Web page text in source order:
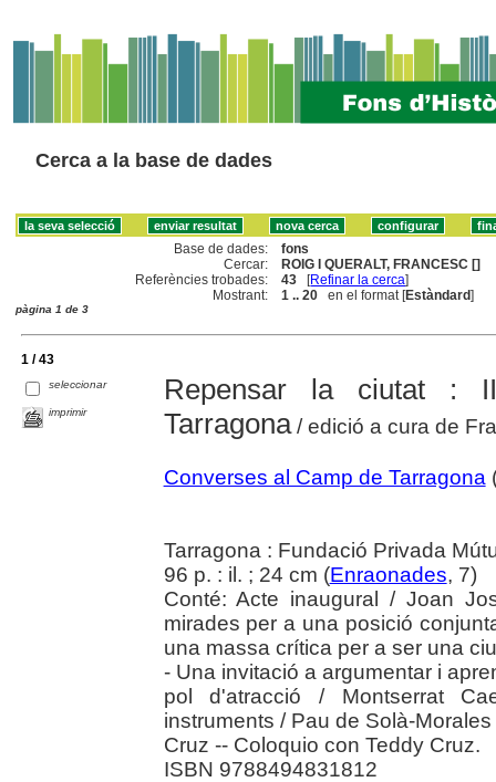
Cerca a la base de dades
Base de dades:
fons
Cercar:
ROIG I QUERALT, FRANCESC []
Referències trobades:
43 [Refinar la cerca]
Mostrant:
1 .. 20 en el format [Estàndard]
pàgina 1 de 3
1 / 43
seleccionar
imprimir
Repensar la ciutat :
Tarragona/ edició a cura de
Converses al Camp de Tarragona
Tarragona : Fundació Privada
96 p. : il. ; 24 cm (Enraonades, 7)
Conté: Acte inaugural / Joan
mirades per a una posició
una massa crítica per a ser una
- Una invitació a argumentar i
pol d'atracció / Montserrat
instruments / Pau de Solà-
Cruz -- Coloquio con Teddy Cruz.
ISBN 9788494831812